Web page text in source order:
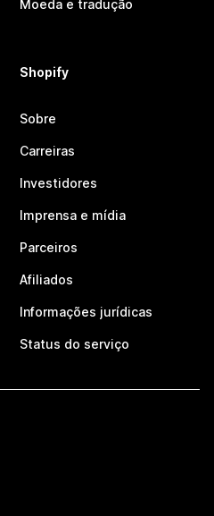
Moeda e tradução
Shopify
Sobre
Carreiras
Investidores
Imprensa e mídia
Parceiros
Afiliados
Informações jurídicas
Status do serviço